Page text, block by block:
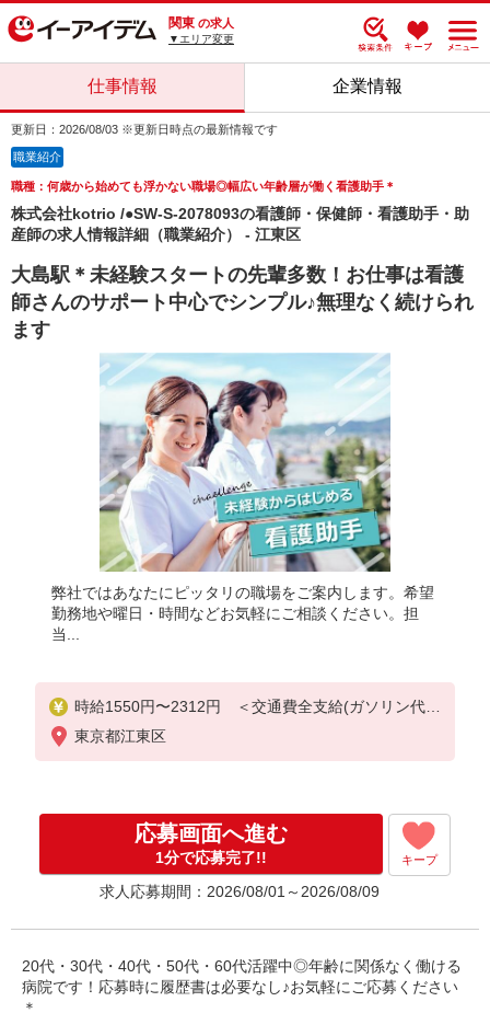
関東 の求人
▼エリア変更
仕事情報 企業情報
更新日：2026/08/03 ※更新日時点の最新情報です
職業紹介
職種：何歳から始めても浮かない職場◎幅広い年齢層が働く看護助手＊
株式会社kotrio /●SW-S-2078093の看護師・保健師・看護助手・助
産師の求人情報詳細（職業紹介） - 江東区
大島駅＊未経験スタートの先輩多数！お仕事は看護
師さんのサポート中心でシンプル♪無理なく続けられ
ます
弊社ではあなたにピッタリの職場をご案内します。希望
勤務地や曜日・時間などお気軽にご相談ください。担
当...
時給1550円〜2312円 ＜交通費全支給(ガソリン代含
む)＞
東京都江東区
応募画面へ進む
1分で応募完了!! キープ
求人応募期間：2026/08/01～2026/08/09
20代・30代・40代・50代・60代活躍中◎年齢に関係なく働ける
病院です！応募時に履歴書は必要なし♪お気軽にご応募ください
＊